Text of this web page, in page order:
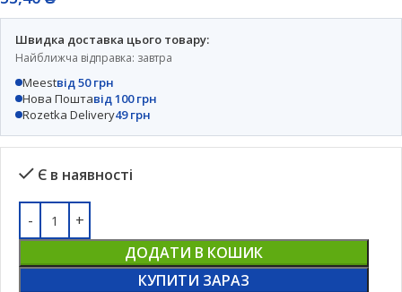
Швидка доставка цього товару:
Найближча відправка: завтра
Meestвід 50 грн
Нова Поштавід 100 грн
Rozetka Delivery49 грн
Є в наявності
ДОДАТИ В КОШИК
КУПИТИ ЗАРАЗ